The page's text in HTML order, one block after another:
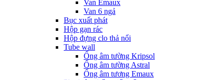
Van Emaux
Van 6 ngả
Bục xuất phát
Hộp gạn rác
Hộp đựng clo thả nổi
Tube wall
Ống âm tường Kripsol
Ống âm tường Astral
Ống âm tương Emaux